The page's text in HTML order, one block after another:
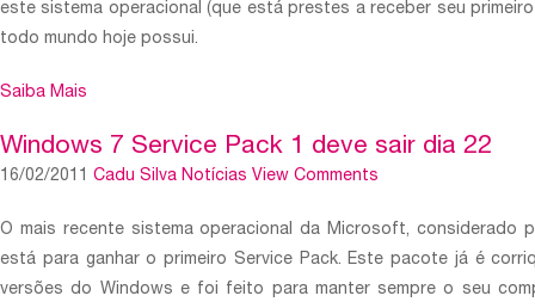
este sistema operacional (que está prestes a receber seu
todo mundo hoje possui.
Saiba Mais
Windows 7 Service Pack 1 deve sair dia 22
16/02/2011 Cadu Silva Notícias View Comments
O mais recente sistema operacional da Microsoft, considerado
está para ganhar o primeiro Service Pack. Este pacote já é
versões do Windows e foi feito para manter sempre o seu